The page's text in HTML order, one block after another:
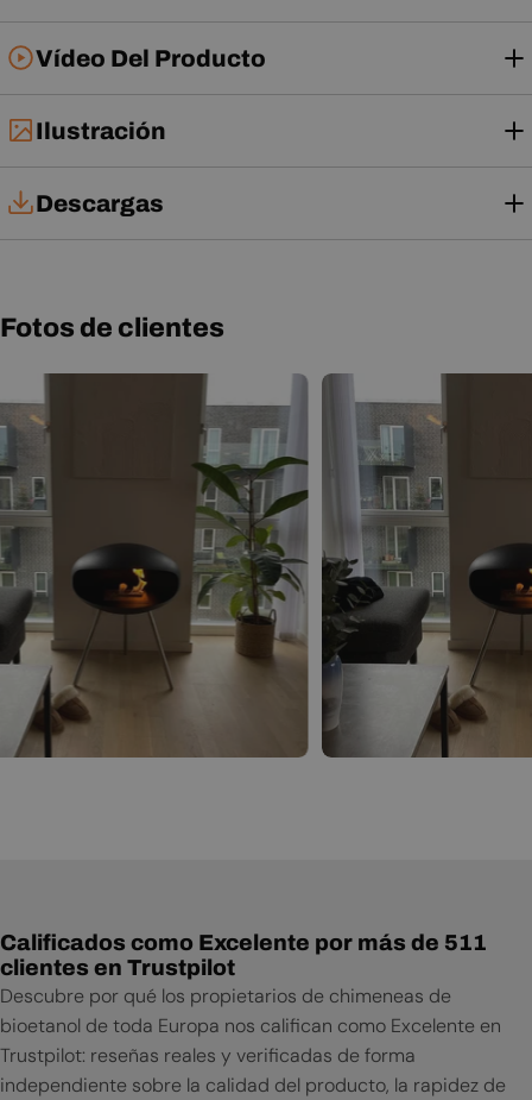
Vídeo Del Producto
Ilustración
Descargas
Manual de instalación
Manual de usuario
Fotos de clientes
Calificados como Excelente por más de 511
clientes en Trustpilot
Descubre por qué los propietarios de chimeneas de
bioetanol de toda Europa nos califican como Excelente en
Trustpilot: reseñas reales y verificadas de forma
independiente sobre la calidad del producto, la rapidez de